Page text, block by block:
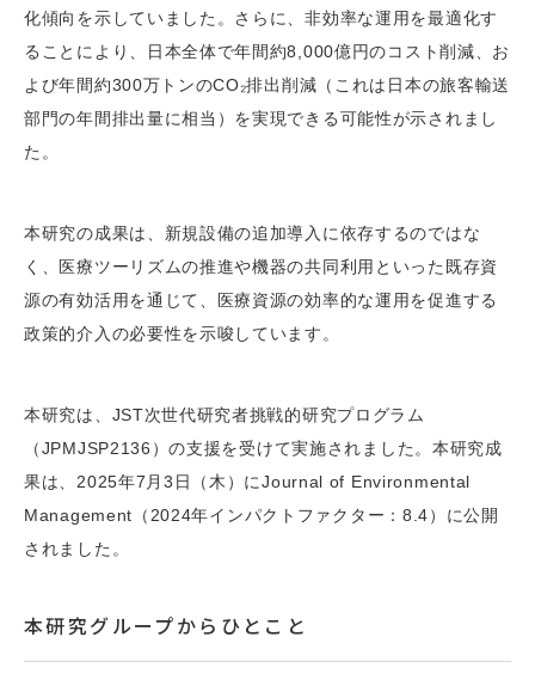
化傾向を示していました。さらに、非効率な運用を最適化す
ることにより、日本全体で年間約8,000億円のコスト削減、お
よび年間約300万トンのCO₂排出削減（これは日本の旅客輸送
部門の年間排出量に相当）を実現できる可能性が示されまし
た。
本研究の成果は、新規設備の追加導入に依存するのではな
く、医療ツーリズムの推進や機器の共同利用といった既存資
源の有効活用を通じて、医療資源の効率的な運用を促進する
政策的介入の必要性を示唆しています。
本研究は、JST次世代研究者挑戦的研究プログラム
（JPMJSP2136）の支援を受けて実施されました。本研究成
果は、2025年7月3日（木）にJournal of Environmental
Management（2024年インパクトファクター：8.4）に公開
されました。
本研究グループからひとこと